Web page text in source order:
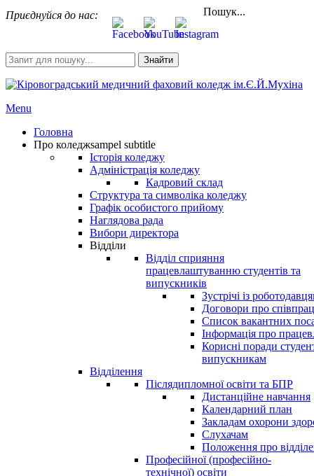
Приєднуйся до нас: Пошук...
Знайти
Menu
Головна
Про коледжsampel subtitle
Історія коледжу
Адміністрація коледжу
Кадровий склад
Структура та символіка коледжу
Графік особистого прийому
Наглядова рада
Вибори директора
Відділи
Відділ сприяння
працевлаштуванню студентів та
випускників
Зустрічі із
Договори про
Список вакантних
Інформація про
Корисні поради
випускникам
Відділення
Післядипломної освіти та БПР
Дистанційне навчання
Календарний план
Закладам охорони
Слухачам
Положення про
Професійної (професійно-
технічної) освіти